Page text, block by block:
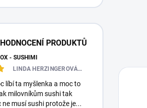
PRODUKTŮ
- SUSHIMI
LINDA HERZINGEROVÁ❤️🎀💋
líbí ta myšlenka a moc to
milovníkům sushi tak
ne musí sushi protože je...